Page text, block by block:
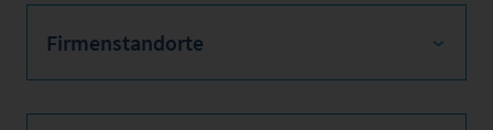
Firmenstandorte